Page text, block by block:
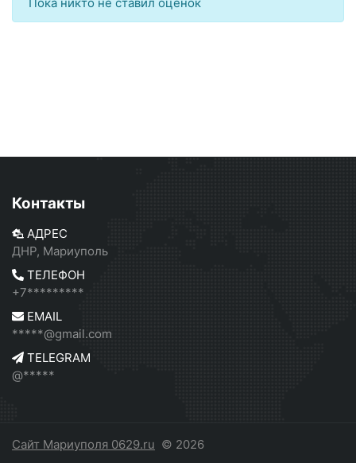
Пока никто не ставил оценок
Контакты
АДРЕС
ДНР, Мариуполь
ТЕЛЕФОН
+7*********
EMAIL
*****@gmail.com
TELEGRAM
@*****
Сайт Мариуполя 0629.ru © 2026